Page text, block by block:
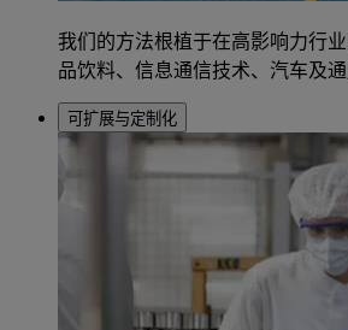
我们的方法根植于在高影响力行
品饮料、信息通信技术、汽车及通
可扩展与定制化